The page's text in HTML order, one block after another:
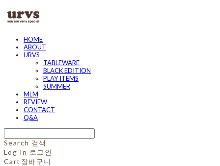
HOME
ABOUT
URVS
TABLEWARE
BLACK EDITION
PLAY ITEMS
SUMMER
MLM
REVIEW
CONTACT
Q&A
Search 검색
Log In 로그인
Cart 장바구니